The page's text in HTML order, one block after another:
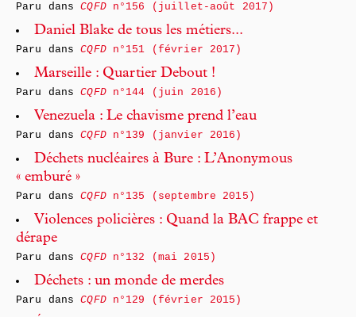
Paru dansCQFDn°156 (juillet-août 2017)
Daniel Blake de tous les métiers...
Paru dansCQFDn°151 (février 2017)
Marseille : Quartier Debout !
Paru dansCQFDn°144 (juin 2016)
Venezuela : Le chavisme prend l’eau
Paru dansCQFDn°139 (janvier 2016)
Déchets nucléaires à Bure : L’Anonymous
« emburé »
Paru dansCQFDn°135 (septembre 2015)
Violences policières : Quand la BAC frappe et
dérape
Paru dansCQFDn°132 (mai 2015)
Déchets : un monde de merdes
Paru dansCQFDn°129 (février 2015)